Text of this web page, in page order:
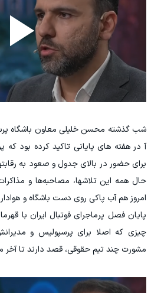
شب گذشته محسن خلیلی معاون باشگاه
آ در هفته های پایانی تاکید کرده بود که
برای حضور در بالای جدول و صعود به
حال همه این تلاشها، مصاحبه‌ها و
امروز هم آب پاکی روی دست باشگاه و
پایان فصل پرماجرای فوتبال ایران با
چیزی که اصلا برای پرسپولیس و
مشورت چند تیم حقوقی، قصد دارند تا آخر